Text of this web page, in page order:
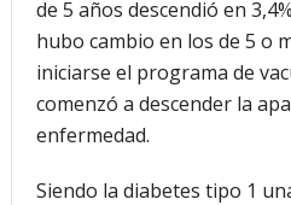
de 5 años descendió en
hubo cambio en los de 5 o
iniciarse el programa de
comenzó a descender la
enfermedad.
Siendo la diabetes tipo 1